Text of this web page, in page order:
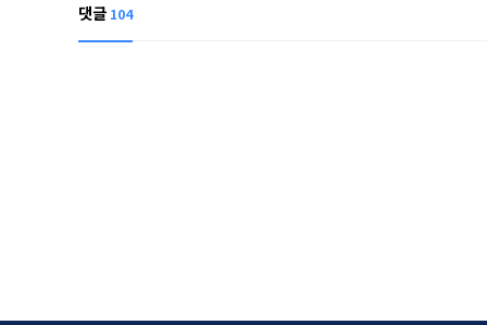
댓글 104